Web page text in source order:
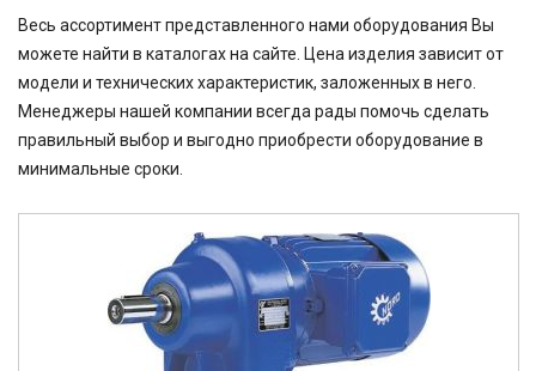
Весь ассортимент представленного нами оборудования Вы
можете найти в каталогах на сайте. Цена изделия зависит от
модели и технических характеристик, заложенных в него.
Менеджеры нашей компании всегда рады помочь сделать
правильный выбор и выгодно приобрести оборудование в
минимальные сроки.